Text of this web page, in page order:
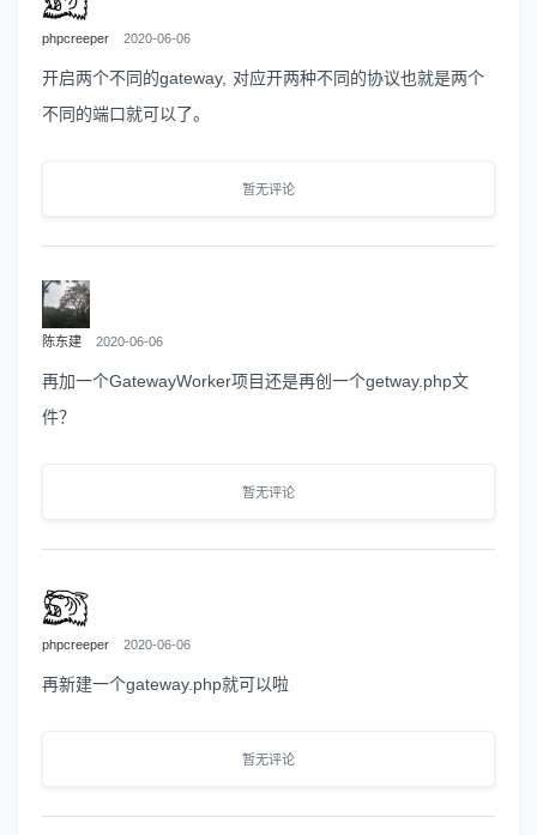
phpcreeper 2020-06-06
开启两个不同的gateway, 对应开两种不同的协议也就是两个
不同的端口就可以了。
暂无评论
陈东建 2020-06-06
再加一个GatewayWorker项目还是再创一个getway.php文
件？
暂无评论
phpcreeper 2020-06-06
再新建一个gateway.php就可以啦
暂无评论